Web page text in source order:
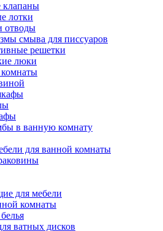
лотки
отводы
смыва для писсуаров
решетки
люки
в ванную комнату
для ванной комнаты
для мебели
комнаты
ватных дисков